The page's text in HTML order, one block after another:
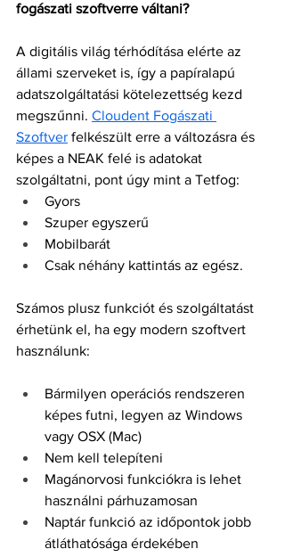
fogászati szoftverre váltani?
A digitális világ térhódítása elérte az
állami szerveket is, így a papíralapú
adatszolgáltatási kötelezettség kezd
megszűnni. Cloudent Fogászati
Szoftver felkészült erre a változásra és
képes a NEAK felé is adatokat
szolgáltatni, pont úgy mint a Tetfog:
Gyors
Szuper egyszerű
Mobilbarát
Csak néhány kattintás az egész.
Számos plusz funkciót és szolgáltatást
érhetünk el, ha egy modern szoftvert
használunk:
Bármilyen operációs rendszeren
képes futni, legyen az Windows
vagy OSX (Mac)
Nem kell telepíteni
Magánorvosi funkciókra is lehet
használni párhuzamosan
Naptár funkció az időpontok jobb
átláthatósága érdekében